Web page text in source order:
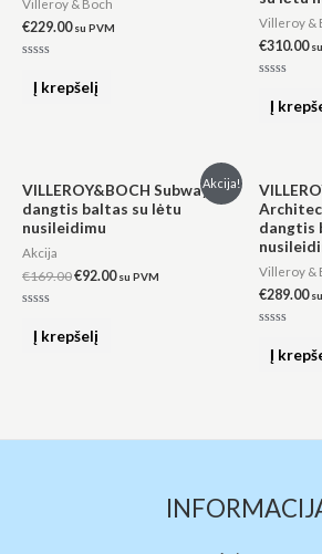
Villeroy & Boch
€229.00 su PVM
Į krepšelį
Villeroy &
€310.00
Į
Akcija!
VILLEROY&BOCH Subway,
dangtis baltas su lėtu
nusileidimu
Akcija
€169.00
price
was:
€169.00.
€92.00
price
is:
su PVM
Į krepšelį
dangtis
Villeroy &
€289.00
Į